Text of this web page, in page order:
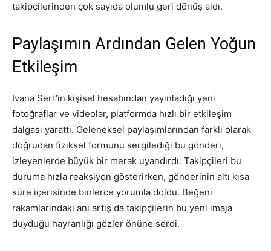
takipçilerinden çok sayıda olumlu geri dönüş aldı.
Paylaşımın Ardından Gelen Yoğun
Etkileşim
Ivana Sert’in kişisel hesabından yayınladığı yeni
fotoğraflar ve videolar, platformda hızlı bir etkileşim
dalgası yarattı. Geleneksel paylaşımlarından farklı olarak
doğrudan fiziksel formunu sergilediği bu gönderi,
izleyenlerde büyük bir merak uyandırdı. Takipçileri bu
duruma hızla reaksiyon gösterirken, gönderinin altı kısa
süre içerisinde binlerce yorumla doldu. Beğeni
rakamlarındaki ani artış da takipçilerin bu yeni imaja
duyduğu hayranlığı gözler önüne serdi.